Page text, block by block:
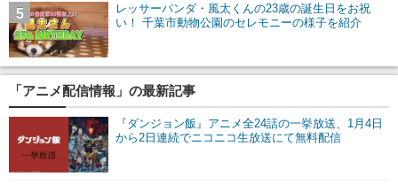
レッサーパンダ・風太くんの23歳の誕生日をお祝
い！ 千葉市動物公園のセレモニーの様子を紹介
5
「アニメ配信情報」の最新記事
『ダンジョン飯』アニメ全24話の一挙放送、1月4日
から2日連続でニコニコ生放送にて無料配信